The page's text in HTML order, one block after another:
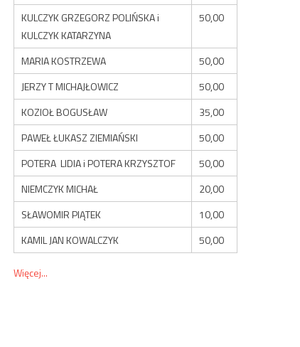
KULCZYK GRZEGORZ POLIŃSKA i
KULCZYK KATARZYNA
50,00
MARIA KOSTRZEWA
50,00
JERZY T MICHAJŁOWICZ
50,00
KOZIOŁ BOGUSŁAW
35,00
PAWEŁ ŁUKASZ ZIEMIAŃSKI
50,00
POTERA LIDIA i POTERA KRZYSZTOF
50,00
NIEMCZYK MICHAŁ
20,00
SŁAWOMIR PIĄTEK
10,00
KAMIL JAN KOWALCZYK
50,00
Więcej...